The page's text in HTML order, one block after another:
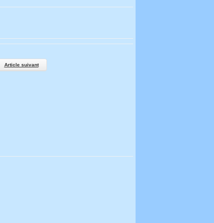
Article suivant